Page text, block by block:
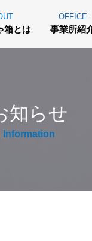
箱とは
OFFICE
事業所紹
知らせ
Information